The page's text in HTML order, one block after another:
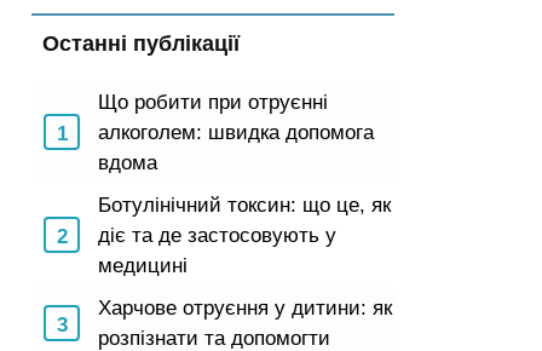
Останні публікації
Що робити при отруєнні
алкоголем: швидка допомога
вдома
Ботулінічний токсин: що це, як
діє та де застосовують у
медицині
Харчове отруєння у дитини: як
розпізнати та допомогти